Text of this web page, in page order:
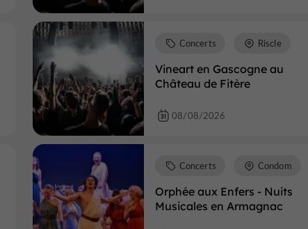
Vineart en Gascogne au
Château de Fitère
Concerts Riscle
08/08/2026
Orphée aux Enfers - Nuits
Musicales en Armagnac
Concerts Condom